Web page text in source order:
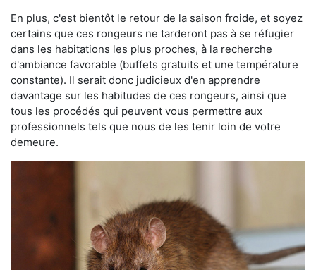
En plus, c'est bientôt le retour de la saison froide, et soyez
certains que ces rongeurs ne tarderont pas à se réfugier
dans les habitations les plus proches, à la recherche
d'ambiance favorable (buffets gratuits et une température
constante). Il serait donc judicieux d'en apprendre
davantage sur les habitudes de ces rongeurs, ainsi que
tous les procédés qui peuvent vous permettre aux
professionnels tels que nous de les tenir loin de votre
demeure.